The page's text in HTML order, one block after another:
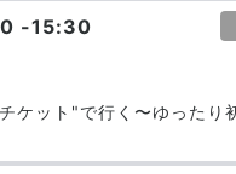
-15:30
ケット"で行く〜ゆったり